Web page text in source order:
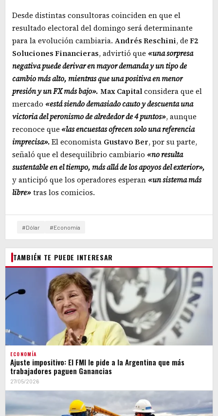
Desde distintas consultoras coinciden en que el
resultado electoral del domingo será determinante
para la evolución cambiaria. Andrés Reschini, deF2
Soluciones Financieras, advirtió que «una sorpresa
negativa puede derivar en mayor demanda y un tipo de
cambio más alto, mientras que una positiva en menor
presión y un FX más bajo». Max Capitalconsidera que el
mercado «está siendo demasiado cauto y descuenta una
victoria del peronismo de alrededor de 4 puntos», aunque
reconoce que «las encuestas ofrecen solo una referencia
imprecisa».El economista Gustavo Ber, por su parte,
señaló que el desequilibrio cambiario «no resulta
sustentable en el tiempo, más allá de los apoyos del exterior»,
y anticipó que los operadores esperan «un sistema más
libre»tras los comicios.
#Dólar #Economía
TAMBIÉN TE PUEDE INTERESAR
ECONOMÍA
Ajuste impositivo: El FMI le pide a la Argentina que más
trabajadores paguen Ganancias
27/05/2026